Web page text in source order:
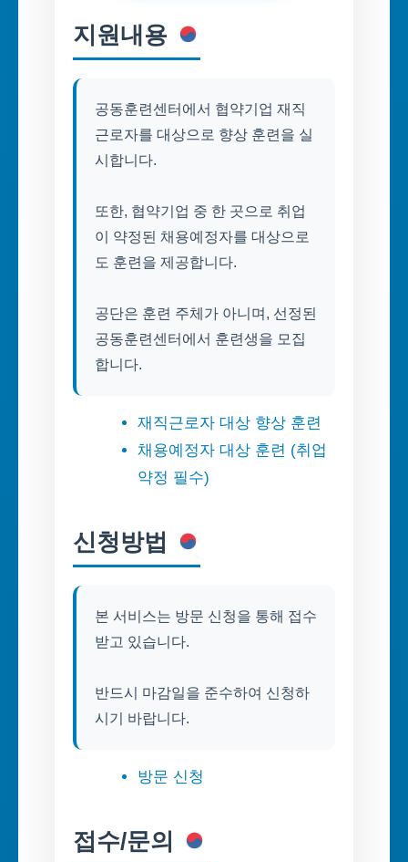
지원내용
공동훈련센터에서 협약기업 재직
근로자를 대상으로 향상 훈련을 실
시합니다.
또한, 협약기업 중 한 곳으로 취업
이 약정된 채용예정자를 대상으로
도 훈련을 제공합니다.
공단은 훈련 주체가 아니며, 선정된
공동훈련센터에서 훈련생을 모집
합니다.
재직근로자 대상 향상 훈련
채용예정자 대상 훈련 (취업
약정 필수)
신청방법
본 서비스는 방문 신청을 통해 접수
받고 있습니다.
반드시 마감일을 준수하여 신청하
시기 바랍니다.
방문 신청
접수/문의